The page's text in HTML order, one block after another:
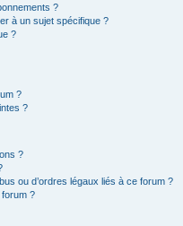
?
à un sujet spécifique ?
?
?
?
?
ou d’ordres légaux liés à ce forum ?
?